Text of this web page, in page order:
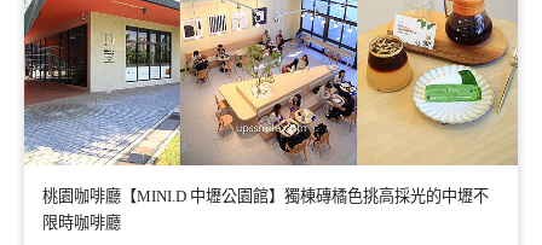
桃園咖啡廳【MINI.D 中壢公園館】獨棟磚橘色挑高採光的中壢不
限時咖啡廳